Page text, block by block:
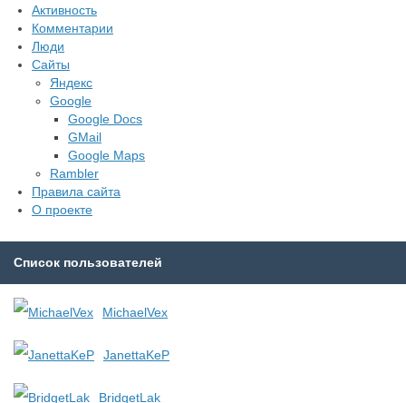
Активность
Комментарии
Люди
Сайты
Яндекс
Google
Google Docs
GMail
Google Maps
Rambler
Правила сайта
О проекте
Список пользователей
MichaelVex
JanettaKeP
BridgetLak